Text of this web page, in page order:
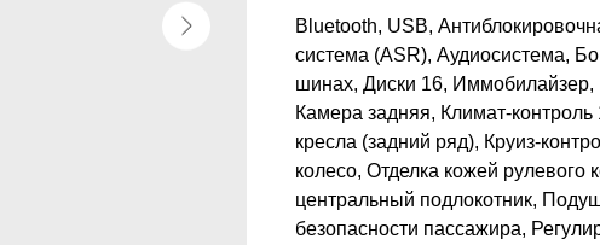
Bluetooth, USB,
система (ASR), Аудиосистема,
шинах, Диски 16, Иммобилайзер,
Камера задняя, Климат-
кресла (задний ряд), Круиз-
колесо, Отделка кожей рулевого
центральный подлокотник,
безопасности пассажира,